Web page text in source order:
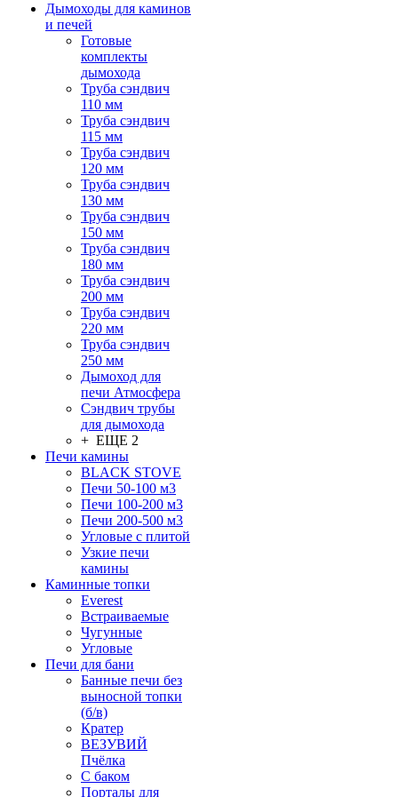
Дымоходы для каминов
и печей
Готовые
комплекты
дымохода
Труба сэндвич
110 мм
Труба сэндвич
115 мм
Труба сэндвич
120 мм
Труба сэндвич
130 мм
Труба сэндвич
150 мм
Труба сэндвич
180 мм
Труба сэндвич
200 мм
Труба сэндвич
220 мм
Труба сэндвич
250 мм
Дымоход для
печи Атмосфера
Сэндвич трубы
для дымохода
+ ЕЩЕ 2
Печи камины
BLACK STOVE
Печи 50-100 м3
Печи 100-200 м3
Печи 200-500 м3
Угловые с плитой
Узкие печи
камины
Каминные топки
Everest
Встраиваемые
Чугунные
Угловые
Печи для бани
Банные печи без
выносной топки
(б/в)
Кратер
ВЕЗУВИЙ
Пчёлка
С баком
Порталы для